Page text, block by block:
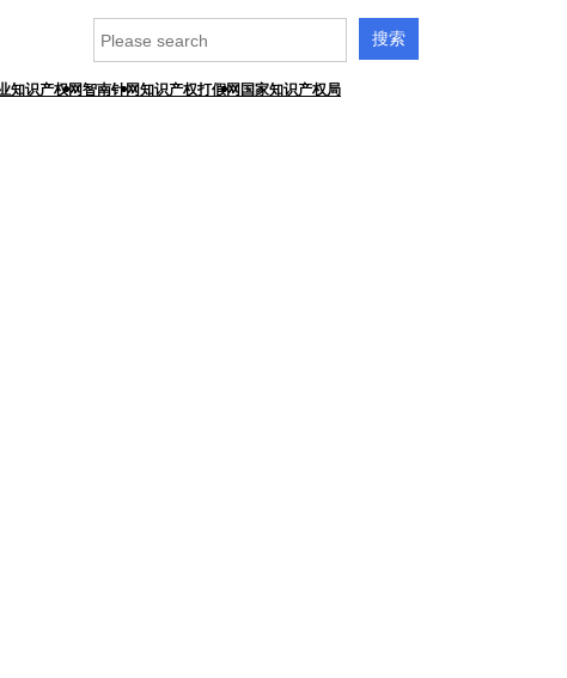
知识产权网智南针网知识产权打假网 国家知识产权局